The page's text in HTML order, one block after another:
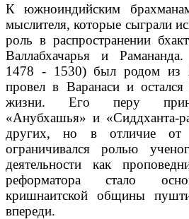
К южноиндийским
мыслителя, которые сыграли
роль в распространении
Валлабхачарья и
1478 - 1530) был родом из
провел в Варанаси и
жизни. Его перу
«Анубхашья» и «Сиддханта-
других, но в отличие
ограничивался ролью
деятельности как
реформатора стало
кришнаитской общины
впереди.